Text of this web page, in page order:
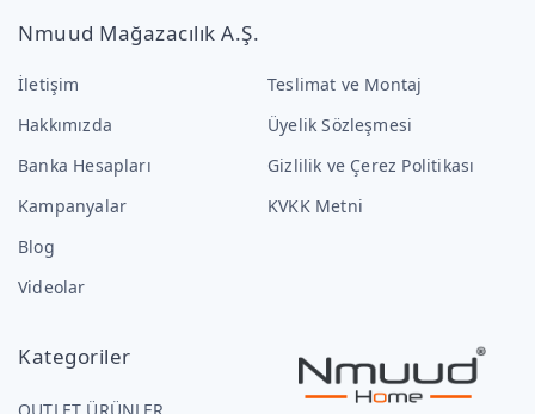
Nmuud Mağazacılık A.Ş.
İletişim
Hakkımızda
Banka Hesapları
Kampanyalar
Blog
Videolar
Teslimat ve Montaj
Üyelik Sözleşmesi
Gizlilik ve Çerez Politikası
KVKK Metni
Kategoriler